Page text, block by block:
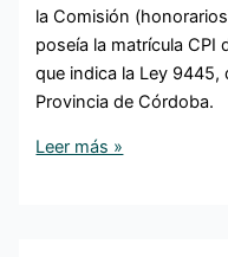
la Comisión
poseía la matrícula CPI
que indica la Ley 9445,
Provincia de Córdoba.
Leer más »